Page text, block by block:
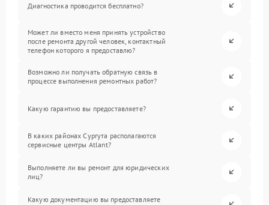
Диагностика проводится бесплатно?
Может ли вместо меня принять устройство
после ремонта другой человек, контактный
телефон которого я предоставлю?
Возможно ли получать обратную связь в
процессе выполнения ремонтных работ?
Какую гарантию вы предоставляете?
В каких районах Сургута располагаются
сервисные центры Atlant?
Выполняете ли вы ремонт для юридических
лиц?
Какую документацию вы предоставляете